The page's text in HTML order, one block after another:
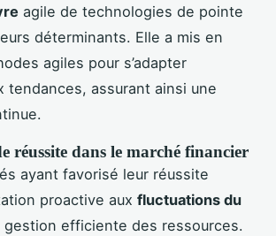
agile de technologies de pointe
déterminants. Elle a mis en
agiles pour s’adapter
tendances, assurant ainsi une
réussite dans le marché financier
ayant favorisé leur réussite
proactive aux fluctuations du
gestion efficiente des ressources.